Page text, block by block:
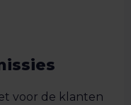
voor de klanten